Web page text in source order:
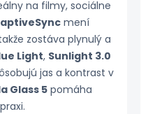
na filmy, sociálne
mení
zostáva plynulý a
Light, Sunlight 3.0
jas a kontrast v
Glass 5pomáha